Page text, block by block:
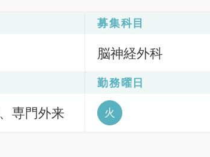
募集科目
脳神経外科
専門外来
勤務曜日
火